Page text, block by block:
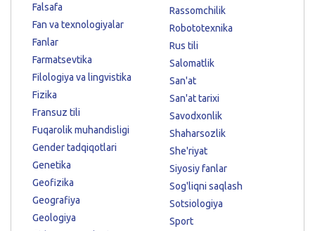
Falsafa
Fan va texnologiyalar
Fanlar
Farmatsevtika
Filologiya va lingvistika
Fizika
Fransuz tili
Fuqarolik muhandisligi
Gender tadqiqotlari
Genetika
Geofizika
Geografiya
Geologiya
Rassomchilik
Robototexnika
Rus tili
Salomatlik
San'at
San'at tarixi
Savodxonlik
Shaharsozlik
She'riyat
Siyosiy fanlar
Sog'liqni saqlash
Sotsiologiya
Sport